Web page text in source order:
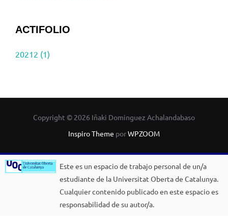
ACTIFOLIO
20212 (1)
Copyright © 2026 Iñaki Dominguez Achalandabaso
Inspiro Theme porWPZOOM
Este es un espacio de trabajo personal de un/a
estudiante de la Universitat Oberta de Catalunya.
Cualquier contenido publicado en este espacio es
responsabilidad de su autor/a.